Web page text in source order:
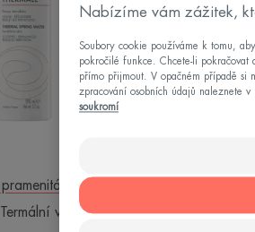
pramenitá voda
voda
Nabízíme vám zážitek,
Soubory cookie používáme k tomu,
pokročilé funkce. Chcete-li pokračovat
přímo přijmout. V opačném případě si
zpracování osobních údajů naleznete
soukromí